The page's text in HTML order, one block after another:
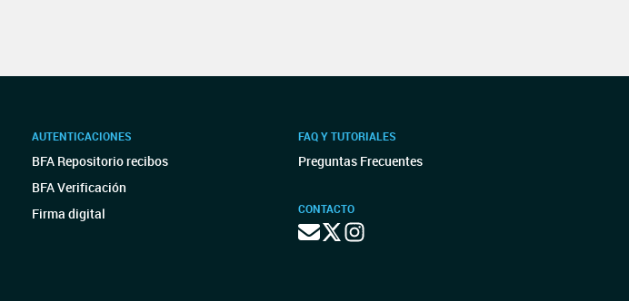
AUTENTICACIONES
BFA Repositorio recibos
BFA Verificación
Firma digital
FAQ Y TUTORIALES
Preguntas Frecuentes
CONTACTO